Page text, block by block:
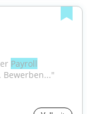
Payroll